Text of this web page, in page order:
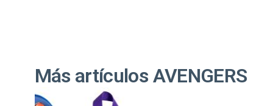
Más artículos AVENGERS